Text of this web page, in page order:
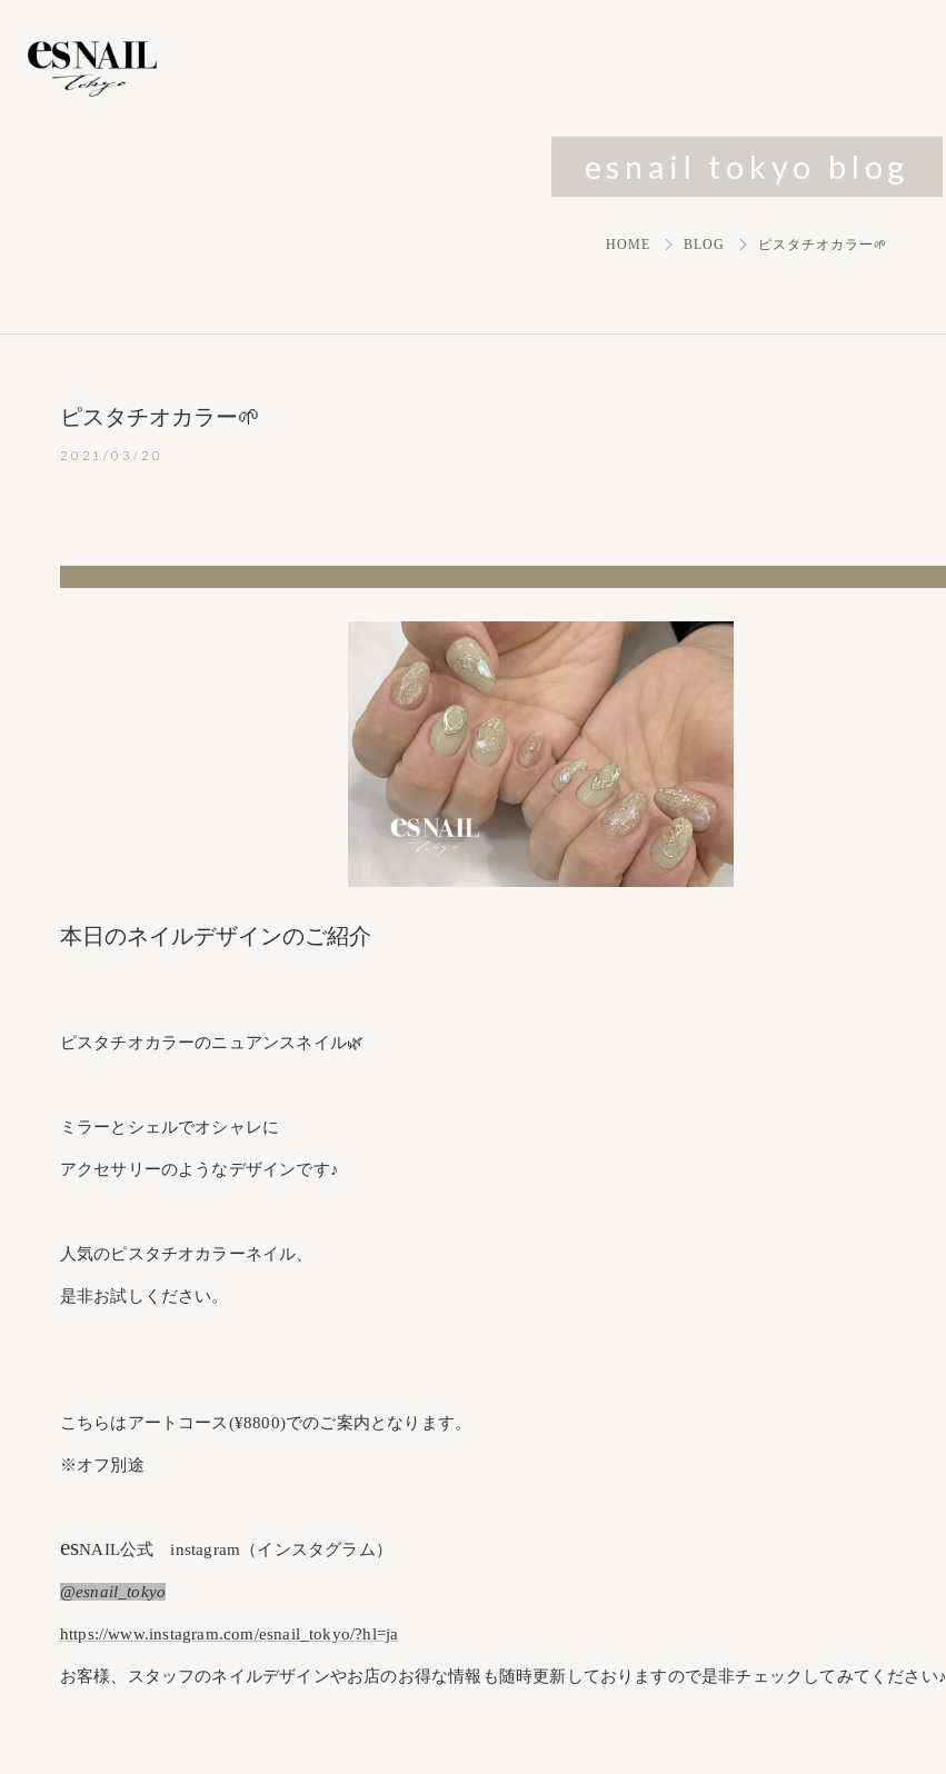
esnail tokyo blog
HOME BLOG ピスタチオカラー🌱
ピスタチオカラー🌱
2021/03/20
本日のネイルデザインのご紹介
ピスタチオカラーのニュアンスネイル🌿
ミラーとシェルでオシャレに
アクセサリーのようなデザインです♪
人気のピスタチオカラーネイル、
是非お試しください。
こちらはアートコース(¥8800)でのご案内となります。
※オフ別途
esNAIL公式 instagram（インスタグラム）
@esnail_tokyo
https://www.instagram.com/esnail_tokyo/?hl=ja
お客様、スタッフのネイルデザインやお店のお得な情報も随時更新しておりますので是非チェックしてみてください♪